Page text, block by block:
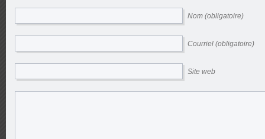
Nom (obligatoire)
Courriel (obligatoire)
Site web